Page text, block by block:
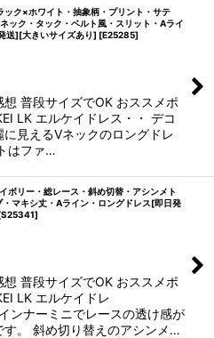
ク×ホワイト・抽象柄・プリント・サテ
ック・タック・ベルト風・スリット・Aライ
送][大きいサイズあり] [E25285]
想 普段サイズでOK おススメポ
LK エルケイドレス・・ デコ
に見えるVネックのロングドレ
はファ…
ボリー・総レース・斜め切替・アシンメト
・マキシ丈・Aライン・ロングドレス[即日発
S25341]
想 普段サイズでOK おススメポ
LK エルケイドレ
ンナーミニでレースの透け感が
す。 斜め切り替えのアシンメ…